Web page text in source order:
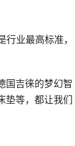
业最高标准，
国吉徕的梦幻智
等，都让我们